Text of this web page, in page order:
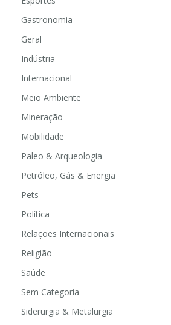
Gastronomia
Geral
Indústria
Internacional
Meio Ambiente
Mineração
Mobilidade
Paleo & Arqueologia
Petróleo, Gás & Energia
Pets
Política
Relações Internacionais
Religião
Saúde
Sem Categoria
Siderurgia & Metalurgia